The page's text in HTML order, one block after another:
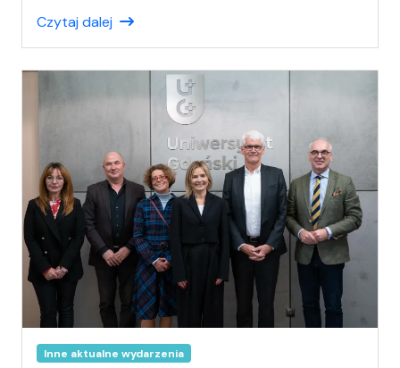
(
)
A
n
i
a
Czytaj dalej
Inne aktualne wydarzenia